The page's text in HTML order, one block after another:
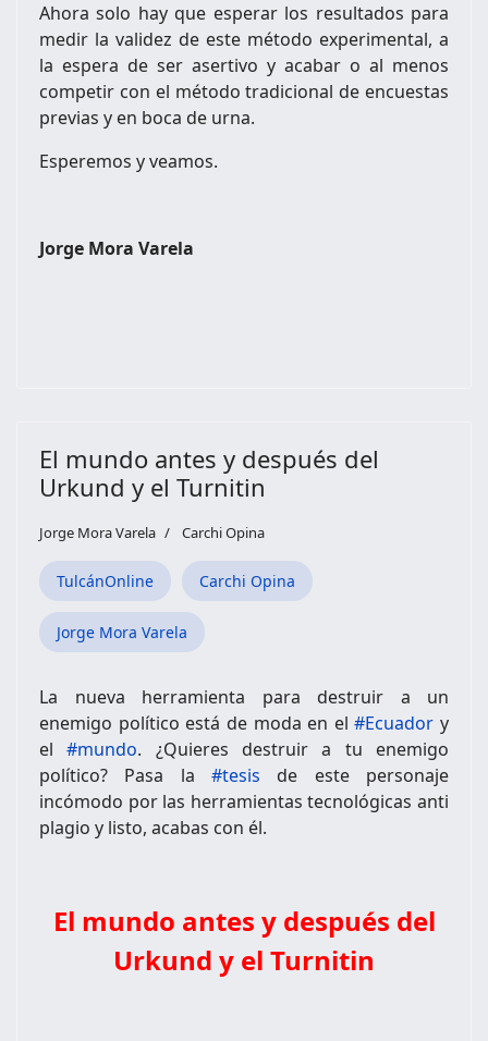
Ahora solo hay que esperar los resultados para
medir la validez de este método experimental, a
la espera de ser asertivo y acabar o al menos
competir con el método tradicional de encuestas
previas y en boca de urna.
Esperemos y veamos.
Jorge Mora Varela
El mundo antes y después del
Urkund y el Turnitin
Jorge Mora Varela Carchi Opina
TulcánOnline Carchi Opina
Jorge Mora Varela
La nueva herramienta para destruir a un
enemigo político está de moda en el#Ecuador y
el#mundo. ¿Quieres destruir a tu enemigo
político? Pasa la #tesis de este personaje
incómodo por las herramientas tecnológicas anti
plagio y listo, acabas con él.
El mundo antes y después del
Urkund y el Turnitin